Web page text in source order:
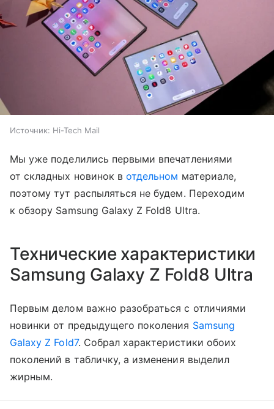
Источник: Hi-Tech Mail
Мы уже поделились первыми впечатлениями
от складных новинок вотдельном материале,
поэтому тут распыляться не будем. Переходим
к обзору Samsung Galaxy Z Fold8 Ultra.
Технические характеристики
Samsung Galaxy Z Fold8 Ultra
Первым делом важно разобраться с отличиями
новинки от предыдущего поколения Samsung
Galaxy Z Fold7. Собрал характеристики обоих
поколений в табличку, а изменения выделил
жирным.